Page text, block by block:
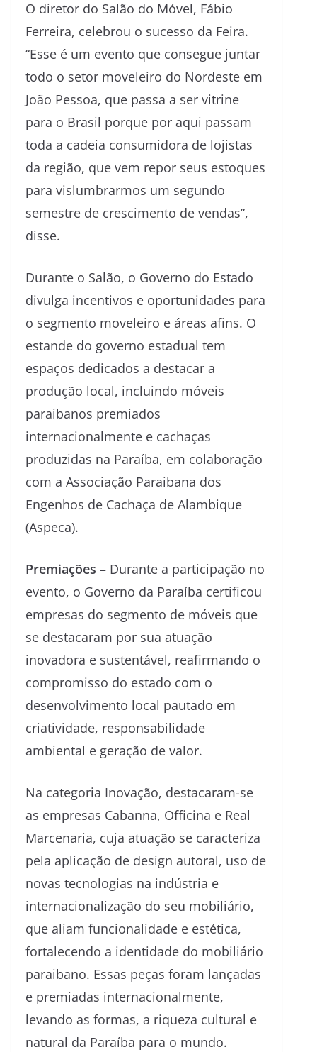
O diretor do Salão do Móvel, Fábio
Ferreira, celebrou o sucesso da Feira.
“Esse é um evento que consegue juntar
todo o setor moveleiro do Nordeste em
João Pessoa, que passa a ser vitrine
para o Brasil porque por aqui passam
toda a cadeia consumidora de lojistas
da região, que vem repor seus estoques
para vislumbrarmos um segundo
semestre de crescimento de vendas”,
disse.
Durante o Salão, o Governo do Estado
divulga incentivos e oportunidades para
o segmento moveleiro e áreas afins. O
estande do governo estadual tem
espaços dedicados a destacar a
produção local, incluindo móveis
paraibanos premiados
internacionalmente e cachaças
produzidas na Paraíba, em colaboração
com a Associação Paraibana dos
Engenhos de Cachaça de Alambique
(Aspeca).
Premiações – Durante a participação no
evento, o Governo da Paraíba certificou
empresas do segmento de móveis que
se destacaram por sua atuação
inovadora e sustentável, reafirmando o
compromisso do estado com o
desenvolvimento local pautado em
criatividade, responsabilidade
ambiental e geração de valor.
Na categoria Inovação, destacaram-se
as empresas Cabanna, Officina e Real
Marcenaria, cuja atuação se caracteriza
pela aplicação de design autoral, uso de
novas tecnologias na indústria e
internacionalização do seu mobiliário,
que aliam funcionalidade e estética,
fortalecendo a identidade do mobiliário
paraibano. Essas peças foram lançadas
e premiadas internacionalmente,
levando as formas, a riqueza cultural e
natural da Paraíba para o mundo.